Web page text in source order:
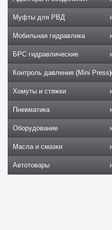
Муфты для РВД
Мобильная гидравлика
БРС гидравлические
Контроль давления (Mini Press)
Хомуты и стяжки
Пневматика
Оборудование
Масла и смазки
Автотовары